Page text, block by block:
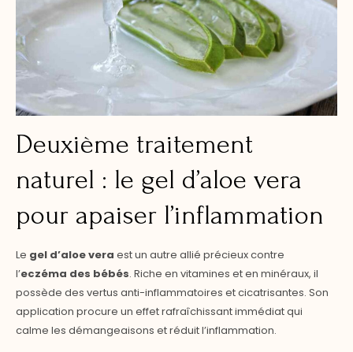
Deuxième traitement
naturel : le gel d’aloe vera
pour apaiser l’inflammation
Le gel d’aloe vera est un autre allié précieux contre
l’eczéma des bébés. Riche en vitamines et en minéraux, il
possède des vertus anti-inflammatoires et cicatrisantes. Son
application procure un effet rafraîchissant immédiat qui
calme les démangeaisons et réduit l’inflammation.